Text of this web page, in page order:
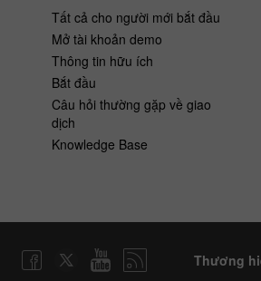
Tất cả cho người mới bắt đầu
Mở tài khoản demo
Thông tin hữu ích
Bắt ​​đầu
Câu hỏi thường gặp về giao
dịch
Knowledge Base
Thương